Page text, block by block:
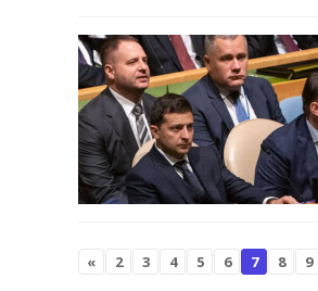
« 2 3 4 5 6 7 8 9